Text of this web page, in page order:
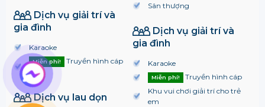
Dịch vụ giải trí và
gia đình
Karaoke
Miễn phí!
Truyền hình cáp
free
Dịch vụ lau dọn
Sân thượng
Dịch vụ giải trí và
gia đình
Karaoke
Miễn phí!
Truyền hình cáp
Khu vui chơi giải trí cho trẻ
em